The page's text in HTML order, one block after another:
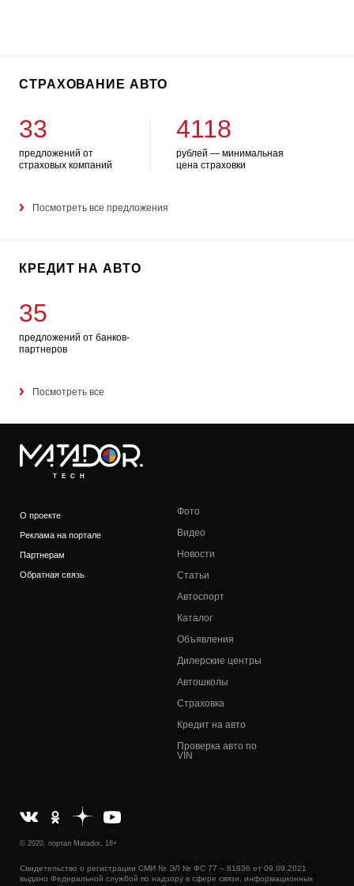
СТРАХОВАНИЕ АВТО
33
предложений от
страховых компаний
4118
рублей — минимальная
цена страховки
Посмотреть все предложения
КРЕДИТ НА АВТО
35
предложений от банков-
партнеров
Посмотреть все
TECH
О проекте
Реклама на портале
Партнерам
Обратная связь
Фото
Видео
Новости
Статьи
Автоспорт
Каталог
Объявления
Дилерские центры
Автошколы
Страховка
Кредит на авто
Проверка авто по
VIN
© 2020, портал Matador, 18+
Свидетельство о регистрации СМИ № ЭЛ № ФС 77 – 81836 от 09.09.2021
выдано Федеральной службой по надзору в сфере связи, информационных